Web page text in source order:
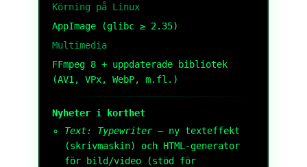
Körning på Linux
AppImage (glibc ≥ 2.35)
Multimedia
FFmpeg 8 + uppdaterade bibliotek
(AV1, VPx, WebP, m.fl.)
Nyheter i korthet
Text: Typewriter– ny texteffekt
(skrivmaskin) och HTML-generator
för bild/video (stöd för